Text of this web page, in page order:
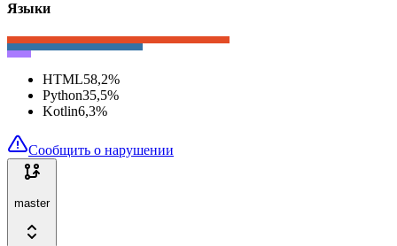
Языки
HTML58,2%
Python35,5%
Kotlin6,3%
Сообщить о нарушении
master